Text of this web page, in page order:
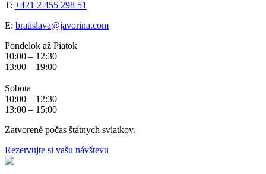
T: +421 2 455 298 51
E: bratislava@javorina.com
Pondelok až Piatok
10:00 – 12:30
13:00 – 19:00
Sobota
10:00 – 12:30
13:00 – 15:00
Zatvorené počas štátnych sviatkov.
Rezervujte si vašu návštevu